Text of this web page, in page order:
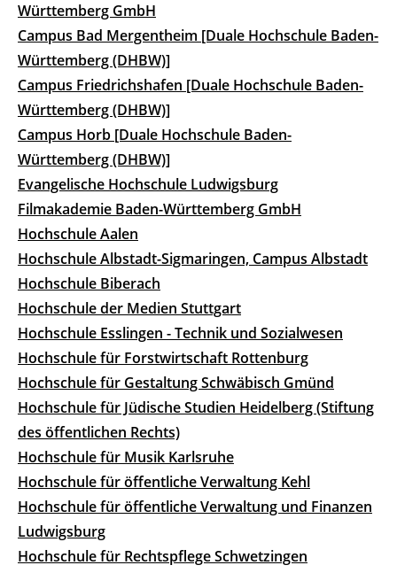
Württemberg GmbH
Campus Bad Mergentheim [Duale Hochschule Baden-
Württemberg (DHBW)]
Campus Friedrichshafen [Duale Hochschule Baden-
Württemberg (DHBW)]
Campus Horb [Duale Hochschule Baden-
Württemberg (DHBW)]
Evangelische Hochschule Ludwigsburg
Filmakademie Baden-Württemberg GmbH
Hochschule Aalen
Hochschule Albstadt-Sigmaringen, Campus Albstadt
Hochschule Biberach
Hochschule der Medien Stuttgart
Hochschule Esslingen - Technik und Sozialwesen
Hochschule für Forstwirtschaft Rottenburg
Hochschule für Gestaltung Schwäbisch Gmünd
Hochschule für Jüdische Studien Heidelberg (Stiftung
des öffentlichen Rechts)
Hochschule für Musik Karlsruhe
Hochschule für öffentliche Verwaltung Kehl
Hochschule für öffentliche Verwaltung und Finanzen
Ludwigsburg
Hochschule für Rechtspflege Schwetzingen